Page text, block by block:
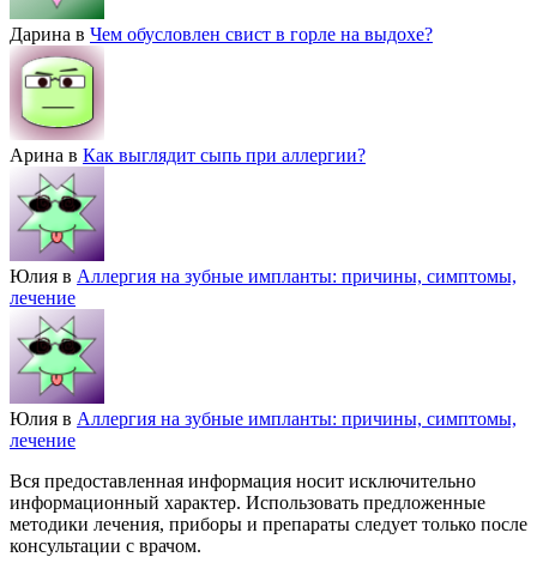
Дарина в Чем обусловлен свист в горле на выдохе?
Арина в Как выглядит сыпь при аллергии?
Юлия в Аллергия на зубные импланты: причины, симптомы,
лечение
Юлия в Аллергия на зубные импланты: причины, симптомы,
лечение
Вся предоставленная информация носит исключительно
информационный характер. Использовать предложенные
методики лечения, приборы и препараты следует только после
консультации с врачом.